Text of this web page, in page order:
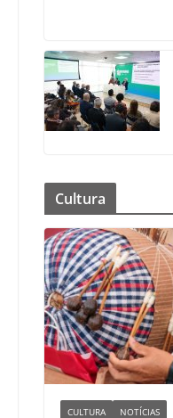
Cultura
CULTURA NOTÍCIAS